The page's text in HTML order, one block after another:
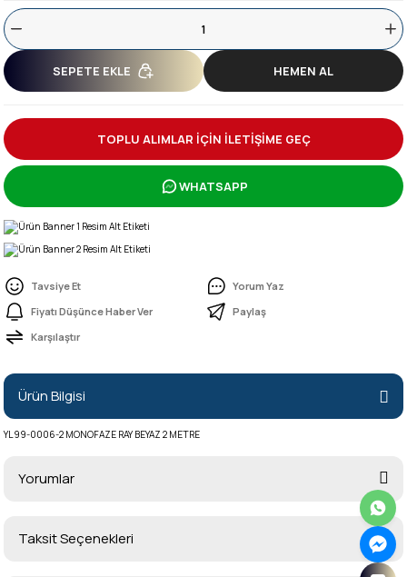
SEPETE EKLE HEMEN AL
TOPLU ALIMLAR İÇİN İLETİŞİME GEÇ
WHATSAPP
Tavsiye Et
Yorum Yaz
Fiyatı Düşünce Haber Ver
Paylaş
Karşılaştır
Ürün Bilgisi
YL99-0006-2 MONOFAZE RAY BEYAZ 2 METRE
Yorumlar
Bu ürüne ilk yorumu siz yapın!
Taksit Seçenekleri